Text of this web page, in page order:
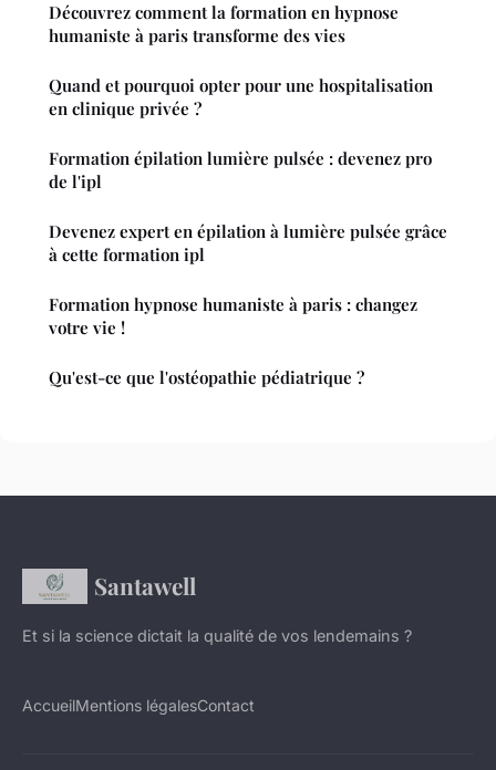
Découvrez comment la formation en hypnose
humaniste à paris transforme des vies
Quand et pourquoi opter pour une hospitalisation
en clinique privée ?
Formation épilation lumière pulsée : devenez pro
de l'ipl
Devenez expert en épilation à lumière pulsée grâce
à cette formation ipl
Formation hypnose humaniste à paris : changez
votre vie !
Qu'est-ce que l'ostéopathie pédiatrique ?
Santawell
Et si la science dictait la qualité de vos lendemains ?
AccueilMentions légalesContact